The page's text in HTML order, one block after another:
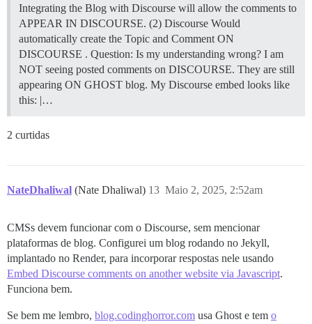
Integrating the Blog with Discourse will allow the comments to
APPEAR IN DISCOURSE. (2) Discourse Would
automatically create the Topic and Comment ON
DISCOURSE . Question: Is my understanding wrong? I am
NOT seeing posted comments on DISCOURSE. They are still
appearing ON GHOST blog. My Discourse embed looks like
this: |…
2 curtidas
NateDhaliwal (Nate Dhaliwal) Maio 2, 2025, 2:52am
13
CMSs devem funcionar com o Discourse, sem mencionar
plataformas de blog. Configurei um blog rodando no Jekyll,
implantado no Render, para incorporar respostas nele usando
Embed Discourse comments on another website via Javascript.
Funciona bem.
Se bem me lembro, blog.codinghorror.com usa Ghost e tem o